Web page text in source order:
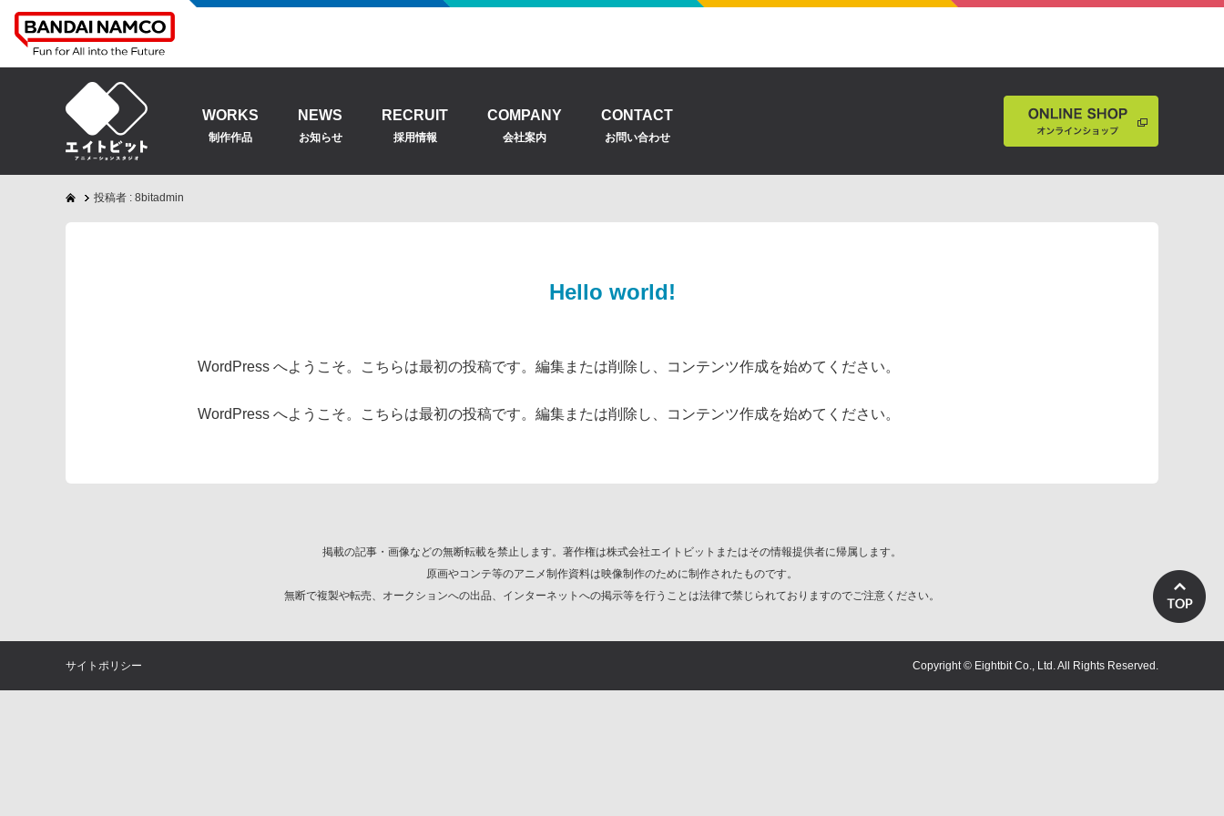
WORKS
制作作品
NEWS
お知らせ
RECRUIT
採用情報
COMPANY
会社案内
CONTACT
お問い合わせ
投稿者 : 8bitadmin
Hello world!
WordPress へようこそ。こちらは最初の投稿です。編集または削除し、コンテンツ作成を始めてください。
WordPress へようこそ。こちらは最初の投稿です。編集または削除し、コンテンツ作成を始めてください。
掲載の記事・画像などの無断転載を禁止します。 著作権は株式会社エイトビットまたはその情報提供者に帰属します。
原画やコンテ等のアニメ制作資料は映像制作のために制作されたものです。
無断で複製や転売、オークションへの出品、 インターネットへの掲示等を行うことは法律で禁じられておりますのでご注意ください。
サイトポリシー Copyright © Eightbit Co., Ltd. All Rights Reserved.